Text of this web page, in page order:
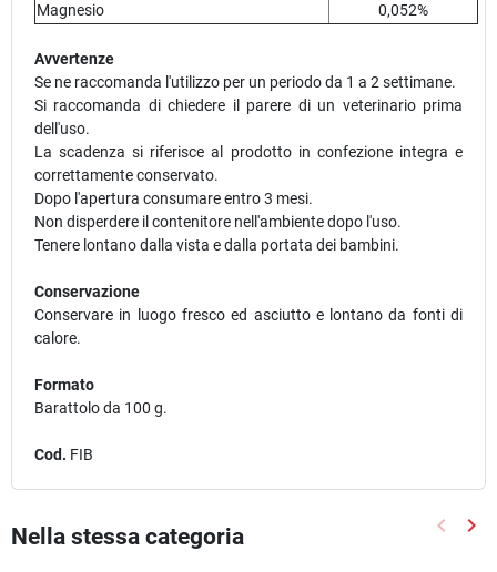
Magnesio
0,052%
Avvertenze
Se ne raccomanda l'utilizzo per un periodo da 1 a 2 settimane.
Si raccomanda di chiedere il parere di un veterinario prima
dell'uso.
La scadenza si riferisce al prodotto in confezione integra e
correttamente conservato.
Dopo l'apertura consumare entro 3 mesi.
Non disperdere il contenitore nell'ambiente dopo l'uso.
Tenere lontano dalla vista e dalla portata dei bambini.
Conservazione
Conservare in luogo fresco ed asciutto e lontano da fonti di
calore.
Formato
Barattolo da 100 g.
Cod. FIB
Nella stessa categoria keyboard_arrow_left keyboard_arrow_right